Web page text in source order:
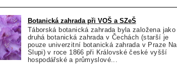
Botanická zahrada při VOŠ a SZeŠ
Táborská botanická zahrada byla založena jako
druhá botanická zahrada v Čechách (starší je
pouze univerzitní botanická zahrada v Praze Na
Slupi) v roce 1866 při Královské české vyšší
hospodářské a průmyslové...